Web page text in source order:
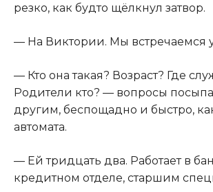
резко, как будто щёлкнул затвор.
— На Виктории. Мы встречаемся
— Кто она такая? Возраст? Где
Родители кто? — вопросы
другим, беспощадно и быстро,
автомата.
— Ей тридцать два. Работает в
кредитном отделе, старшим